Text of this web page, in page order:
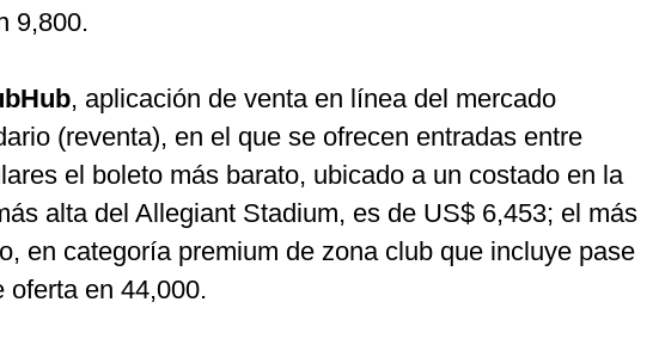
9,800.
, aplicación de venta en línea del mercado
(reventa), en el que se ofrecen entradas entre
el boleto más barato, ubicado a un costado en la
alta del Allegiant Stadium, es de US$ 6,453; el más
en categoría premium de zona club que incluye pase
oferta en 44,000.